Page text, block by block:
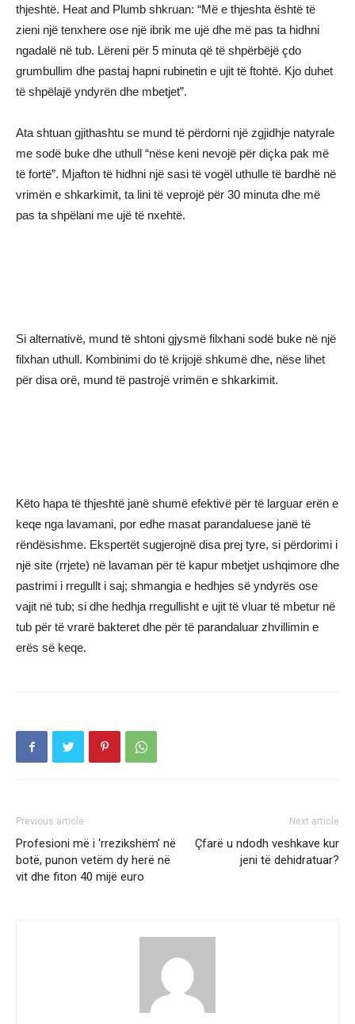
thjeshtë. Heat and Plumb shkruan: “Më e thjeshta është të
zieni një tenxhere ose një ibrik me ujë dhe më pas ta hidhni
ngadalë në tub. Lëreni për 5 minuta që të shpërbëjë çdo
grumbullim dhe pastaj hapni rubinetin e ujit të ftohtë. Kjo duhet
të shpëlajë yndyrën dhe mbetjet”.
Ata shtuan gjithashtu se mund të përdorni një zgjidhje natyrale
me sodë buke dhe uthull “nëse keni nevojë për diçka pak më
të fortë”. Mjafton të hidhni një sasi të vogël uthulle të bardhë në
vrimën e shkarkimit, ta lini të veprojë për 30 minuta dhe më
pas ta shpëlani me ujë të nxehtë.
Si alternativë, mund të shtoni gjysmë filxhani sodë buke në një
filxhan uthull. Kombinimi do të krijojë shkumë dhe, nëse lihet
për disa orë, mund të pastrojë vrimën e shkarkimit.
Këto hapa të thjeshtë janë shumë efektivë për të larguar erën e
keqe nga lavamani, por edhe masat parandaluese janë të
rëndësishme. Ekspertët sugjerojnë disa prej tyre, si përdorimi i
një site (rrjete) në lavaman për të kapur mbetjet ushqimore dhe
pastrimi i rregullt i saj; shmangia e hedhjes së yndyrës ose
vajit në tub; si dhe hedhja rregullisht e ujit të vluar të mbetur në
tub për të vrarë bakteret dhe për të parandaluar zhvillimin e
erës së keqe.
Previous article
Profesioni më i ‘rrezikshëm’ në
botë, punon vetëm dy herë në
vit dhe fiton 40 mijë euro
Next article
Çfarë u ndodh veshkave kur
jeni të dehidratuar?